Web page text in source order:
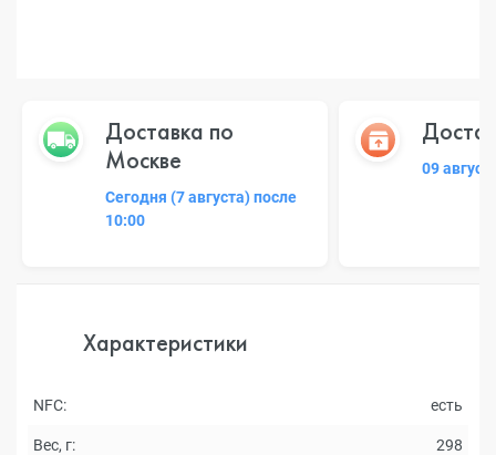
Доставка по
Москве
Сегодня (7 августа) после
10:00
09
Характеристики
NFC: есть
Вес, г: 298